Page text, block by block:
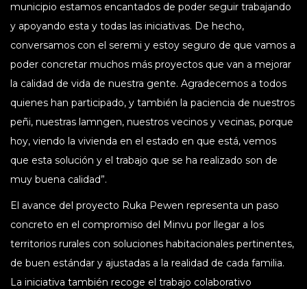
municipio estamos encantados de poder seguir trabajando
y apoyando esta y todas las iniciativas. De hecho,
conversamos con el seremi y estoy seguro de que vamos a
poder concretar muchos más proyectos que van a mejorar
la calidad de vida de nuestra gente. Agradecemos a todos
quienes han participado, y también la paciencia de nuestros
peñi, nuestras lamngen, nuestros vecinos y vecinas, porque
hoy, viendo la vivienda en el estado en que está, vemos
que esta solución y el trabajo que se ha realizado son de
muy buena calidad”.
El avance del proyecto Ruka Pewen representa un paso
concreto en el compromiso del Minvu por llegar a los
territorios rurales con soluciones habitacionales pertinentes,
de buen estándar y ajustadas a la realidad de cada familia.
La iniciativa también recoge el trabajo colaborativo